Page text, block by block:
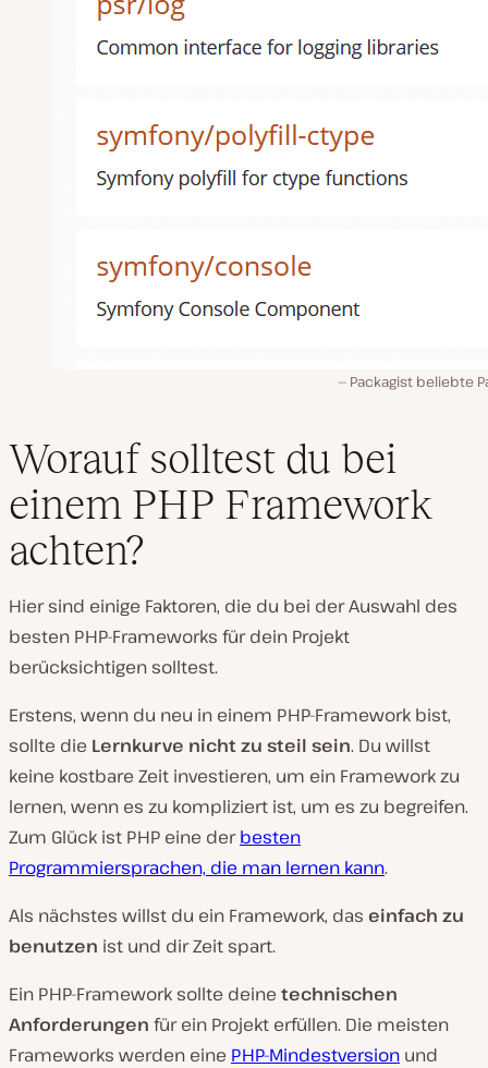
Packagist beliebte
Worauf solltest du bei
einem PHP Framework
achten?
Hier sind einige Faktoren, die du bei der Auswahl des
besten PHP-Frameworks für dein Projekt
berücksichtigen solltest.
Erstens, wenn du neu in einem PHP-Framework bist,
sollte die Lernkurve nicht zu steil sein. Du willst
keine kostbare Zeit investieren, um ein Framework zu
lernen, wenn es zu kompliziert ist, um es zu begreifen.
Zum Glück ist PHP eine derbesten
Programmiersprachen, die man lernen kann.
Als nächstes willst du ein Framework, das einfach zu
benutzen ist und dir Zeit spart.
Ein PHP-Framework sollte deine technischen
Anforderungen für ein Projekt erfüllen. Die meisten
Frameworks werden eine PHP-Mindestversion und